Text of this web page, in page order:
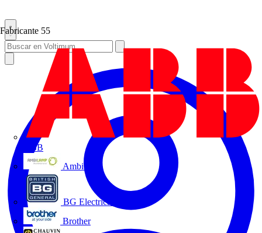
Fabricante 55
ABB
Ambilamp
BG Electrical
Brother